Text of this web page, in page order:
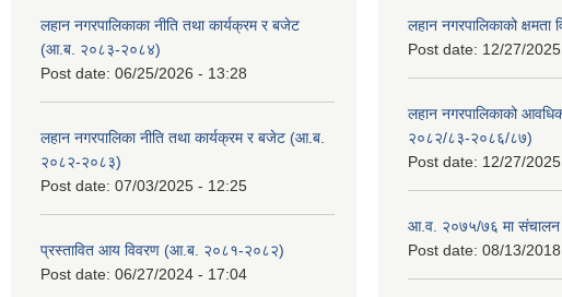
लहान नगरपालिकाका नीति तथा कार्यक्रम र बजेट
(आ.ब. २०८३-२०८४)
Post date: 06/25/2026 - 13:28
लहान नगरपालिका नीति तथा कार्यक्रम र बजेट (आ.ब.
२०८२-२०८३)
Post date: 07/03/2025 - 12:25
प्रस्तावित आय विवरण (आ.ब. २०८१-२०८२)
Post date: 06/27/2024 - 17:04
लहान नगरपालिकाको क्षमता
Post date: 12/27/
लहान नगरपालिकाको
२०८२/८३-२०८६/८७)
Post date: 12/27/
आ.व. २०७५/७६ मा संचालन
Post date: 08/13/